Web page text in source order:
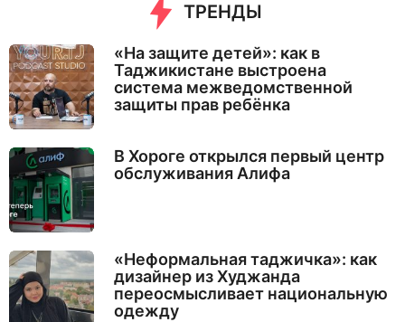
ТРЕНДЫ
«На защите детей»: как в
Таджикистане выстроена
система межведомственной
защиты прав ребёнка
В Хороге открылся первый центр
обслуживания Алифа
«Неформальная таджичка»: как
дизайнер из Худжанда
переосмысливает национальную
одежду